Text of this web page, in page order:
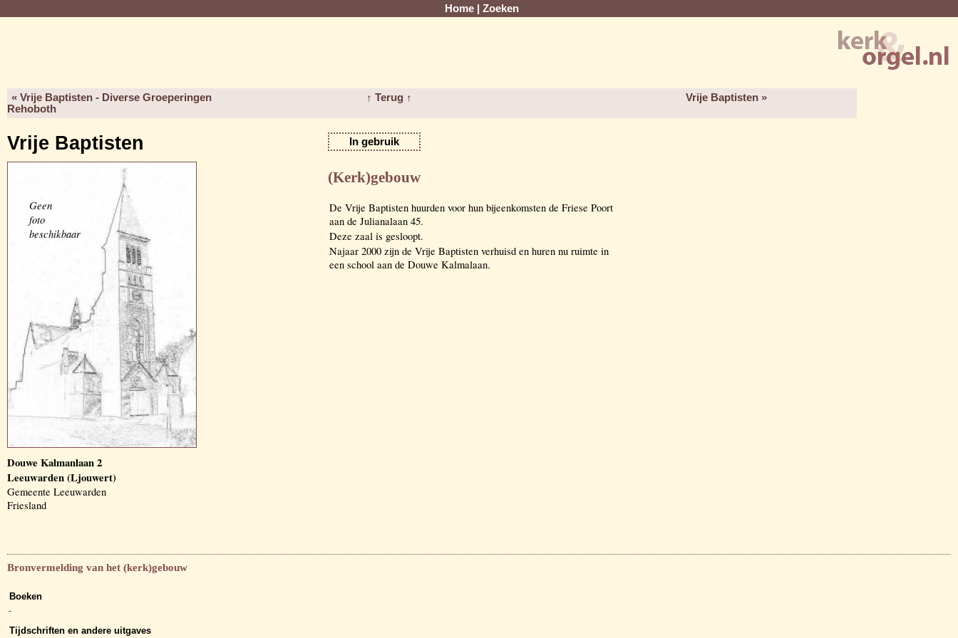
Home Zoeken
« Vrije Baptisten - Diverse Groeperingen
Rehoboth
↑ Terug ↑ Vrije Baptisten »
Vrije Baptisten In gebruik
Geen
foto
beschikbaar
Douwe Kalmanlaan 2
Leeuwarden (Ljouwert)
Gemeente Leeuwarden
Friesland
(Kerk)gebouw
De Vrije Baptisten huurden voor hun bijeenkomsten de Friese Poort
aan de Julianalaan 45.
Deze zaal is gesloopt.
Najaar 2000 zijn de Vrije Baptisten verhuisd en huren nu ruimte in
een school aan de Douwe Kalmalaan.
Bronvermelding van het (kerk)gebouw
Boeken
-
Tijdschriften en andere uitgaves